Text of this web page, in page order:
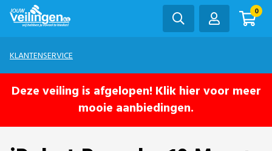
0
KLANTENSERVICE
Deze veiling is afgelopen! Klik hier voor meer
mooie aanbiedingen.